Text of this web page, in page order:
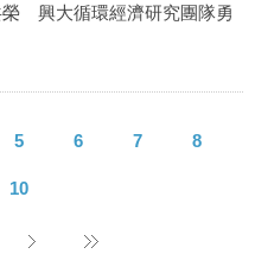
榮 興大循環經濟研究團隊勇
5 6 7 8
10